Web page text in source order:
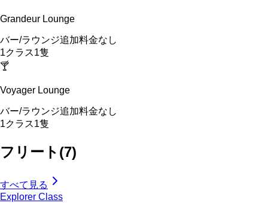
Grandeur Lounge
バー/ラウンジ追加料金なし
1クラス1隻
🍸
Voyager Lounge
バー/ラウンジ追加料金なし
1クラス1隻
フリート (7)
すべて見る
Explorer Class